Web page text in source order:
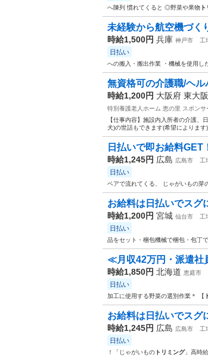
へ陳列 慣れてくると ◎野菜や果物
未経験から航空機づく
時給1,500円 兵庫 神戸市 工
日払い
への搬入・搬出作業 ・機械を使用し
無資格可の介護職/ヘル
時給1,200円 大阪府 東大
特別養護老人ホーム 恵の里 スポンサ
【仕事内容】施設内入所者の介護
犬)の世話もできます(希望によりま
日払いで即お給料
時給1,245円 広島 広島市 工
日払い
ベアで流れてくる、 じゃがいもの芽
お給料は日払いでス
時給1,200円 宮城 仙台市 工
日払い
品をセット・梱包機械で梱包・包丁
≪月収42万円・派遣社
時給1,850円 北海道 恵庭市
日払い
加工に使用する野菜の選別作業＊ 【
お給料は日払いでス
時給1,245円 広島 広島市 工
日払い
！「じゃがいもの トリミング」高時